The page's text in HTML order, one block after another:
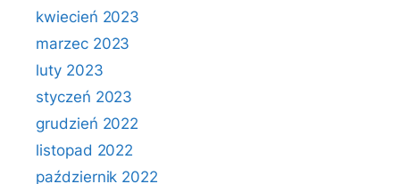
kwiecień 2023
marzec 2023
luty 2023
styczeń 2023
grudzień 2022
listopad 2022
październik 2022